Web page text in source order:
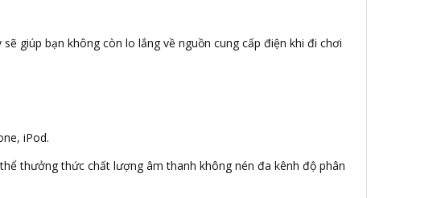
giúp bạn không còn lo lắng về nguồn cung cấp điện khi đi chơi
iPod.
thưởng thức chất lượng âm thanh không nén đa kênh độ phân